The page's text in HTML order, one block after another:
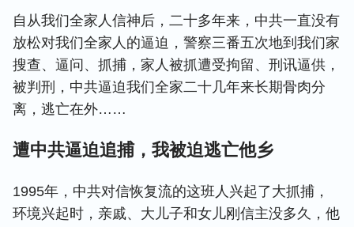
自从我们全家人信神后，二十多年来，中共一直没有
放松对我们全家人的逼迫，警察三番五次地到我们家
搜查、逼问、抓捕，家人被抓遭受拘留、刑讯逼供，
被判刑，中共逼迫我们全家二十几年来长期骨肉分
离，逃亡在外……
遭中共逼迫追捕，我被迫逃亡他乡
1995年，中共对信恢复流的这班人兴起了大抓捕，
环境兴起时，亲戚、大儿子和女儿刚信主没多久，他